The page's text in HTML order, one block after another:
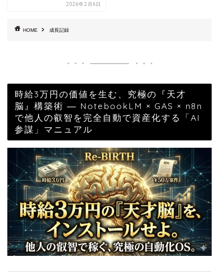
2026年2月6日
HOME 成長記録
時給3万円の価値を生む、究極の『天才
脳』構築術 ― NotebookLM × GAS × n8n
で他人の叡智を完全自動で資産化する「AI
参謀」マニュアル